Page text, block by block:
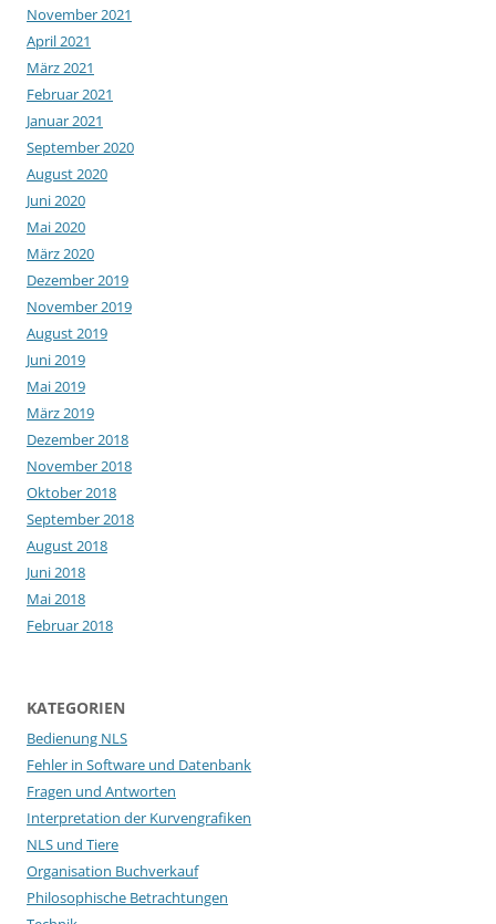
November 2021
April 2021
März 2021
Februar 2021
Januar 2021
September 2020
August 2020
Juni 2020
Mai 2020
März 2020
Dezember 2019
November 2019
August 2019
Juni 2019
Mai 2019
März 2019
Dezember 2018
November 2018
Oktober 2018
September 2018
August 2018
Juni 2018
Mai 2018
Februar 2018
KATEGORIEN
Bedienung NLS
Fehler in Software und Datenbank
Fragen und Antworten
Interpretation der Kurvengrafiken
NLS und Tiere
Organisation Buchverkauf
Philosophische Betrachtungen